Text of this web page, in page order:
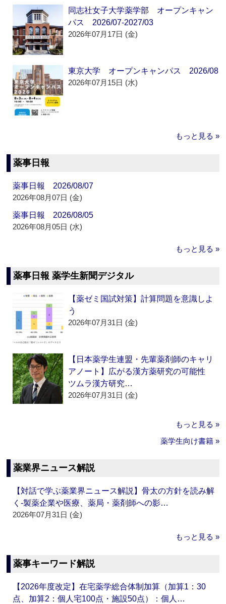
同志社女子大学薬学部 オープンキャン
パス 2026/07-2027/03
2026年07月17日 (金)
東京大学 オープンキャンパス 2026/08
2026年07月15日 (水)
もっと見る »
薬事日報
薬事日報 2026/08/07
2026年08月07日 (金)
薬事日報 2026/08/05
2026年08月05日 (水)
もっと見る »
薬事日報 薬学生新聞デジタル
【薬ゼミ国試対策】計算問題を意識しよ
う
2026年07月31日 (金)
【日本薬学生連盟・先輩薬剤師のキャリ
アノート】広がる漢方薬研究の可能性
ツムラ漢方研究…
2026年07月31日 (金)
もっと見る »
薬学生向け書籍 »
薬業界ニュース解説
【対話で学ぶ薬業界ニュース解説】骨太の方針を読み解
く‐製薬企業や医療、薬局・薬剤師への影…
2026年07月31日 (金)
もっと見る »
薬事キーワード解説
【2026年度改定】在宅薬学総合体制加算（加算1：30
点、加算2：個人宅100点・施設50点）：個人…